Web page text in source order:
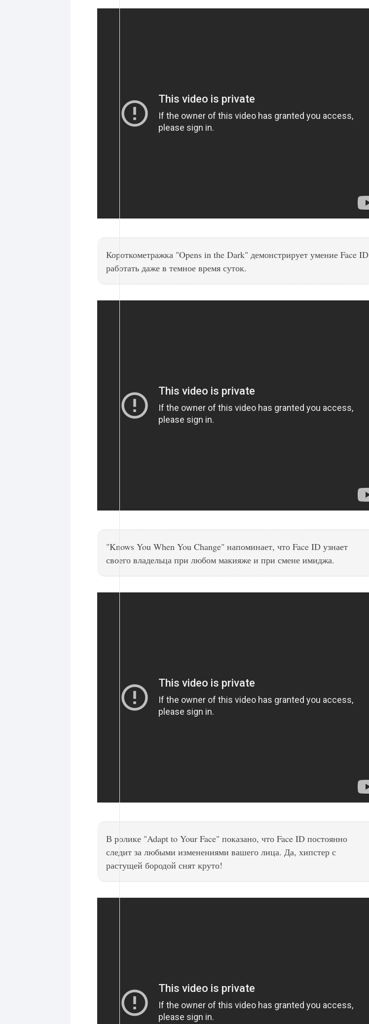
Короткометражка "Opens in the Dark" демонстрирует умение Face ID
работать даже в темное время суток.
"Knows You When You Change" напоминает, что Face ID узнает
своего владельца при любом макияже и при смене имиджа.
В ролике "Adapt to Your Face" показано, что Face ID постоянно
следит за любыми изменениями вашего лица. Да, хипстер с
растущей бородой снят круто!